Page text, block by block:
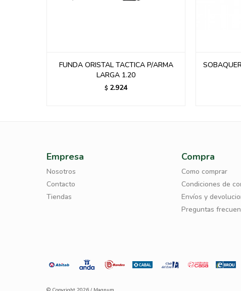
FUNDA ORISTAL TACTICA P/ARMA
LARGA 1.20
$ 2.924
Empresa
Nosotros
Contacto
Tiendas
Compra
Como comprar
Condiciones de
Envíos y
Preguntas